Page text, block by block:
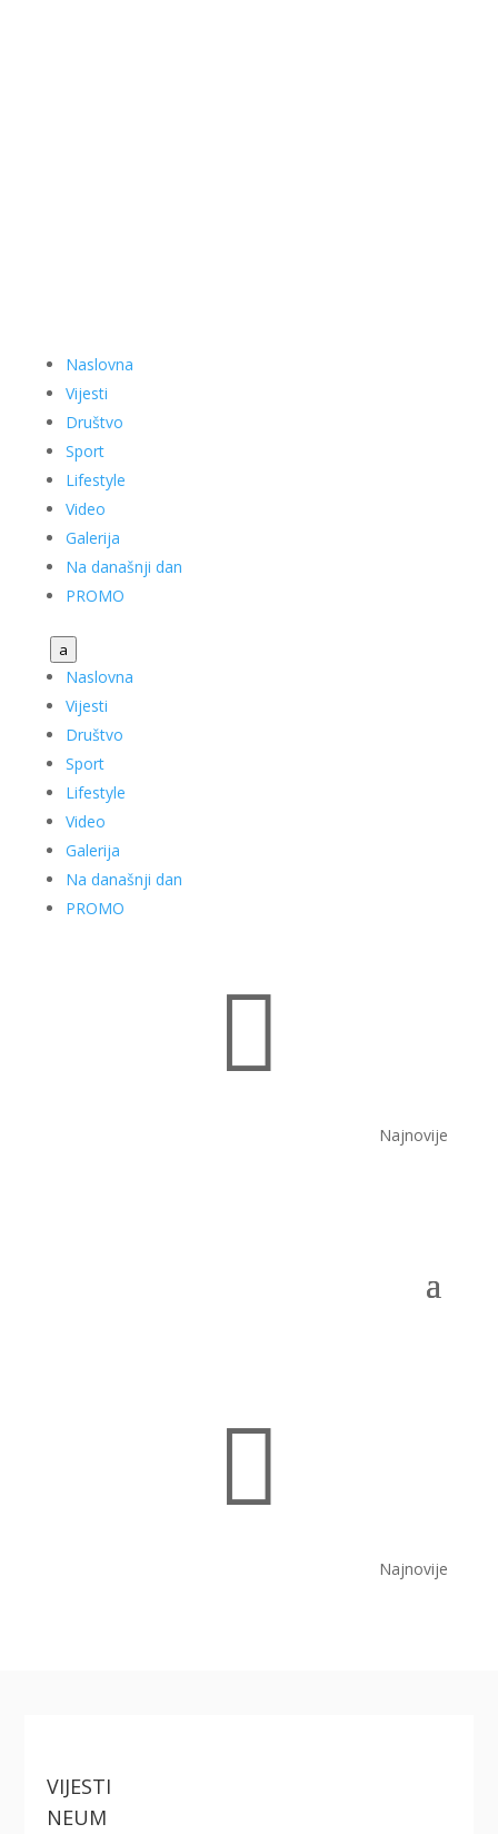
Naslovna
Vijesti
Društvo
Sport
Lifestyle
Video
Galerija
Na današnji dan
PROMO
a
Naslovna
Vijesti
Društvo
Sport
Lifestyle
Video
Galerija
Na današnji dan
PROMO

Najnovije

Najnovije
VIJESTI
NEUM